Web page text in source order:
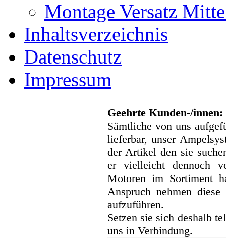
Montage Versatz
Inhaltsverzeichnis
Datenschutz
Impressum
Geehrte Kunden-/innen:
Sämtliche von uns
lieferbar, unser
der Artikel den sie
er vielleicht dennoch
Motoren im Sortiment
Anspruch nehmen
aufzuführen.
Setzen sie sich deshalb
uns in Verbindung.